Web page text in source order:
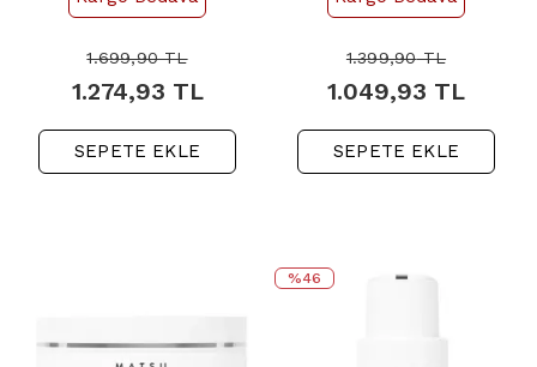
1.699,90TL
1.274,93 TL
SEPETE EKLE
1.399,90TL
1.049,93 TL
SEPETE EKLE
%46